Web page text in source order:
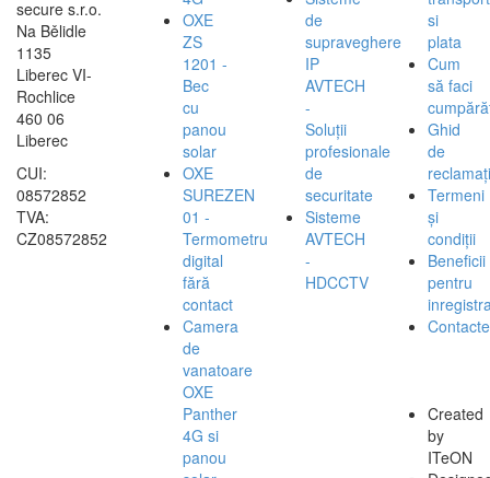
secure s.r.o.
Na Bělidle
1135
Liberec VI-
Rochlice
460 06
Liberec
CUI:
08572852
TVA:
CZ08572852
OXE
ZS
1201 -
Bec
cu
panou
solar
OXE
SUREZEN
01 -
Termometru
digital
fără
contact
Camera
de
vanatoare
OXE
Panther
4G si
panou
de
supraveghere
IP
AVTECH
-
Soluții
profesionale
de
securitate
Sisteme
AVTECH
-
HDCCTV
si
plata
Cum
să faci
Ghid
de
Termeni
și
condiții
Beneficii
pentru
Contacte
Created
by
ITeON